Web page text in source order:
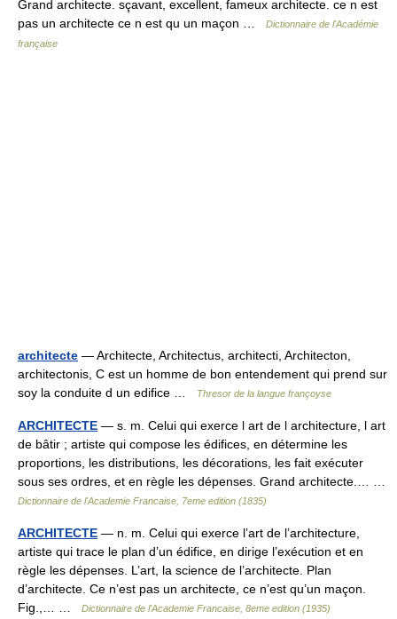
Grand architecte. sçavant, excellent, fameux architecte. ce n est
pas un architecte ce n est qu un maçon …
Dictionnaire de l'Académie
française
architecte — Architecte, Architectus, architecti, Architecton,
architectonis, C est un homme de bon entendement qui prend sur
soy la conduite d un edifice …
Thresor de la langue françoyse
ARCHITECTE — s. m. Celui qui exerce l art de l architecture, l art
de bâtir ; artiste qui compose les édifices, en détermine les
proportions, les distributions, les décorations, les fait exécuter
sous ses ordres, et en règle les dépenses. Grand architecte.… …
Dictionnaire de l'Academie Francaise, 7eme edition (1835)
ARCHITECTE — n. m. Celui qui exerce l’art de l’architecture,
artiste qui trace le plan d’un édifice, en dirige l’exécution et en
règle les dépenses. L’art, la science de l’architecte. Plan
d’architecte. Ce n’est pas un architecte, ce n’est qu’un maçon.
Fig.,… …
Dictionnaire de l'Academie Francaise, 8eme edition (1935)